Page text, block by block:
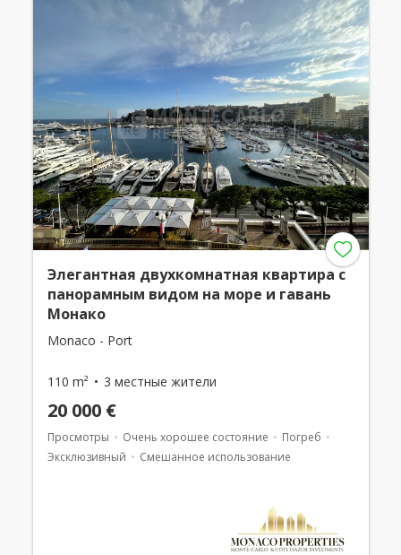
Элегантная двухкомнатная квартира с
панорамным видом на море и гавань
Монако
Monaco - Port
110 m² 3 местные жители
20 000 €
Просмотры Очень хорошее состояние
Погреб
Эксклюзивный
Смешанное использование